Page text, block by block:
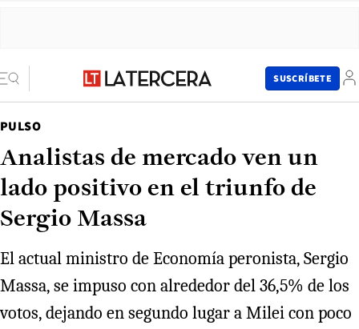
SUSCRÍBETE
PULSO
Analistas de mercado ven un
lado positivo en el triunfo de
Sergio Massa
El actual ministro de Economía peronista, Sergio
Massa, se impuso con alrededor del 36,5% de los
votos, dejando en segundo lugar a Milei con poco